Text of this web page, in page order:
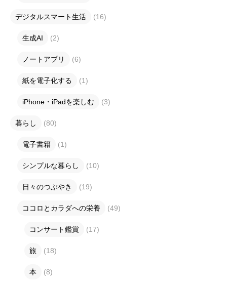
デジタルスマート生活 (16)
生成AI (2)
ノートアプリ (6)
紙を電子化する (1)
iPhone・iPadを楽しむ (3)
暮らし (80)
電子書籍 (1)
シンプルな暮らし (10)
日々のつぶやき (19)
ココロとカラダへの栄養 (49)
コンサート鑑賞 (17)
旅 (18)
本 (8)